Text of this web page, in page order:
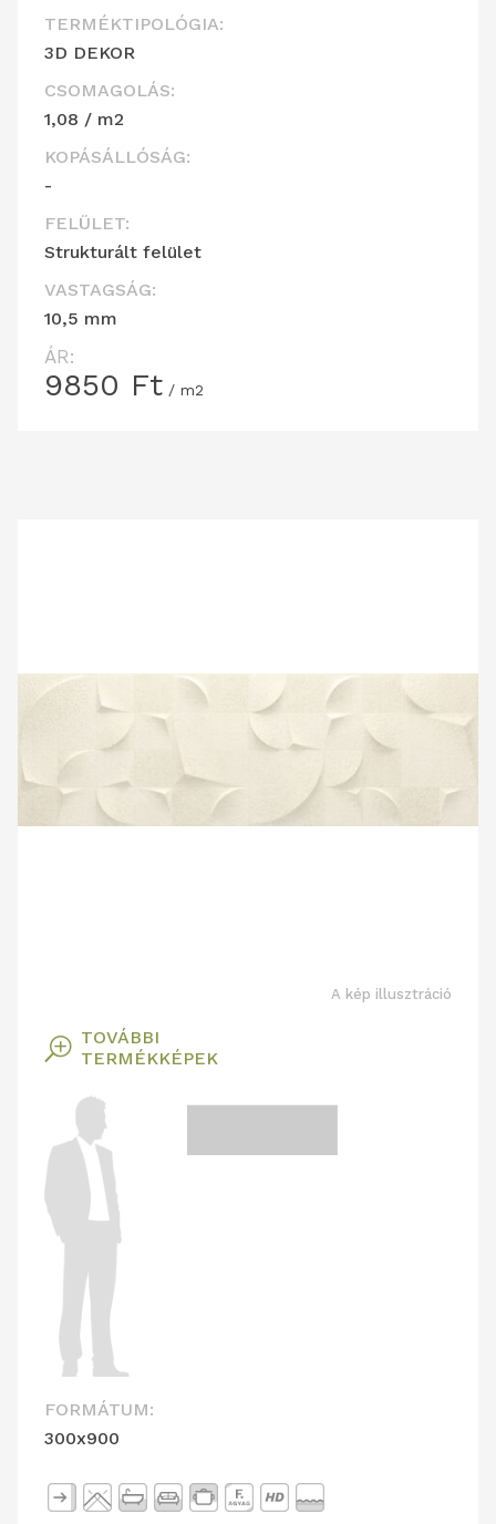
TERMÉKTIPOLÓGIA:
3D DEKOR
CSOMAGOLÁS:
1,08 / m2
KOPÁSÁLLÓSÁG:
-
FELÜLET:
Strukturált felület
VASTAGSÁG:
10,5 mm
ÁR:
9850 Ft / m2
A kép illusztráció
T TOVÁBBI
TERMÉKKÉPEK
FORMÁTUM:
300x900